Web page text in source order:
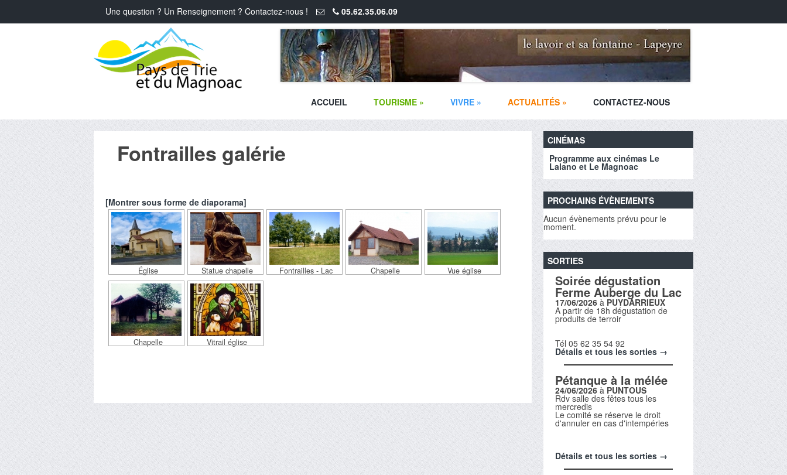
Une question ? Un Renseignement ? Contactez-nous ! 05.62.35.06.09
ACCUEIL TOURISME » VIVRE » ACTUALITÉS » CONTACTEZ-NOUS
Fontrailles galérie
[Montrer sous forme de diaporama]
Église Statue chapelle Fontrailles - Lac Chapelle Vue église
Chapelle Vitrail église
CINÉMAS
Programme aux cinémas Le
Lalano et Le Magnoac
PROCHAINS ÉVÈNEMENTS
Aucun évènements prévu pour le
moment.
SORTIES
Soirée dégustation
Ferme Auberge du Lac
17/06/2026 à PUYDARRIEUX
A partir de 18h dégustation de
produits de terroir
Tél 05 62 35 54 92
Détails et tous les sorties →
Pétanque à la mélée
24/06/2026 à PUNTOUS
Rdv salle des fêtes tous les
mercredis
Le comité se réserve le droit
d'annuler en cas d'intempéries
Détails et tous les sorties →